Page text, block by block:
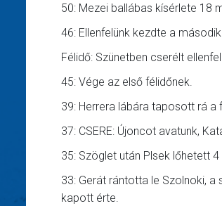
50: Mezei ballábas kísérlete 18
46: Ellenfelünk kezdte a
Félidő: Szünetben cserélt
45: Vége az első félidőnek.
39: Herrera lábára taposott rá
37: CSERE: Újoncot avatunk,
35: Szöglet után Plsek lőhetett
33: Gerát rántotta le Szolnoki,
kapott érte.